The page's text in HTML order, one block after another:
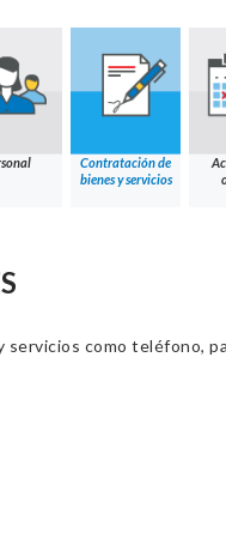
Contratación de
bienes y servicios
como teléfono,